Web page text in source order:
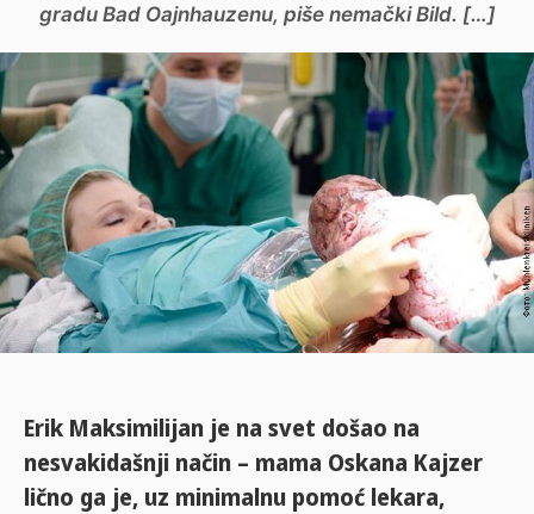
gradu Bad Oajnhauzenu, piše nemački Bild. […]
Erik Maksimilijan je na svet došao na
nesvakidašnji način – mama Oskana Kajzer
lično ga je, uz minimalnu pomoć lekara,